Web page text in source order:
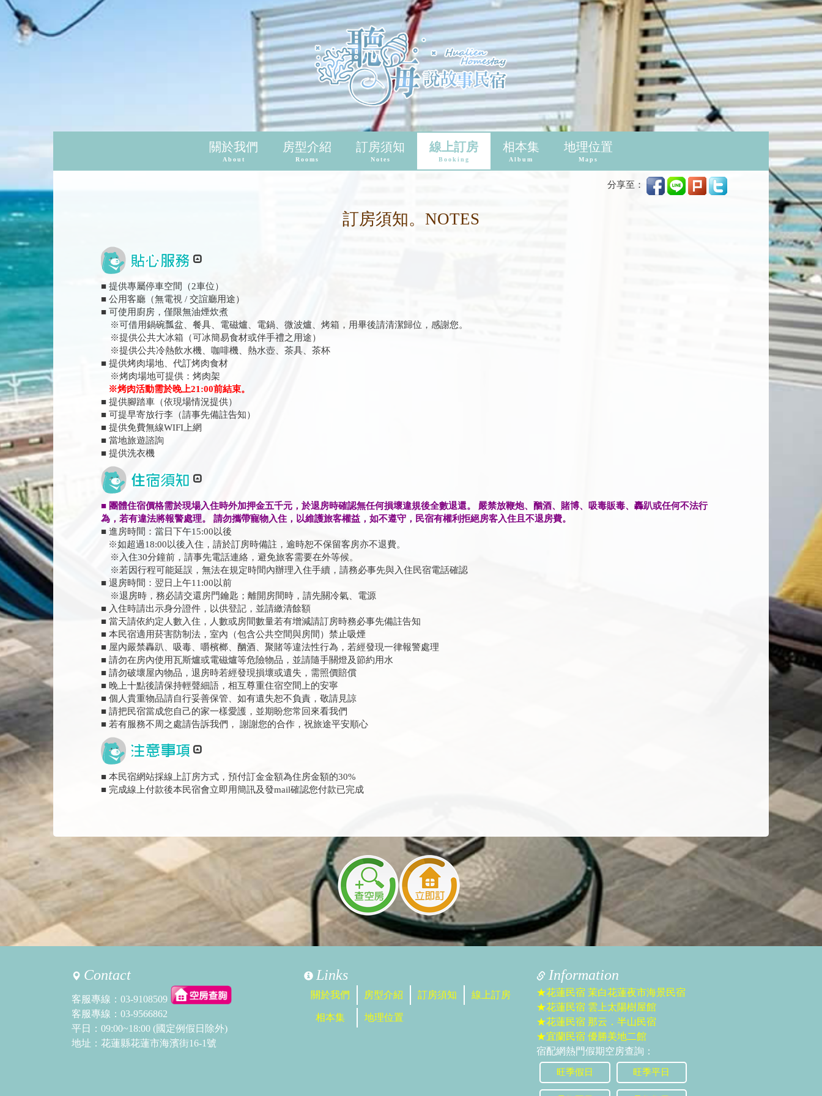
關於我們
About
房型介紹
Rooms
訂房須知
Notes
線上訂房
Booking
相本集
Album
地理位置
Maps
分享至：
訂房須知。NOTES
■ 提供專屬停車空間（2車位）
■ 公用客廳（無電視 / 交誼廳用途）
■ 可使用廚房，僅限無油煙炊煮
※可借用鍋碗瓢盆、餐具、電磁爐、電鍋、微波爐、烤箱，用畢後請清潔歸位，感謝您。
※提供公共大冰箱（可冰簡易食材或伴手禮之用途）
※提供公共冷熱飲水機、咖啡機、熱水壺、茶具、茶杯
■ 提供烤肉場地、代訂烤肉食材
※烤肉場地可提供：烤肉架
※烤肉活動需於晚上21:00前結束。
■ 提供腳踏車（依現場情況提供）
■ 可提早寄放行李（請事先備註告知）
■ 提供免費無線WIFI上網
■ 當地旅遊諮詢
■ 提供洗衣機
■ 團體住宿價格需於現場入住時外加押金五千元，於退房時確認無任何損壞違規後全數退還。 嚴禁放鞭炮、酗酒、賭博、吸毒販毒、轟趴或任何不法行
為，若有違法將報警處理。 請勿攜帶寵物入住，以維護旅客權益，如不遵守，民宿有權利拒絕房客入住且不退房費。
■ 進房時間：當日下午15:00以後
※如超過18:00以後入住，請於訂房時備註，逾時恕不保留客房亦不退費。
※入住30分鐘前，請事先電話連絡，避免旅客需要在外等候。
※若因行程可能延誤，無法在規定時間內辦理入住手續，請務必事先與入住民宿電話確認
■ 退房時間：翌日上午11:00以前
※退房時，務必請交還房門鑰匙；離開房間時，請先關冷氣、電源
■ 入住時請出示身分證件，以供登記，並請繳清餘額
■ 當天請依約定人數入住，人數或房間數量若有增減請訂房時務必事先備註告知
■ 本民宿適用菸害防制法，室內（包含公共空間與房間）禁止吸煙
■ 屋內嚴禁轟趴、吸毒、嚼檳榔、酗酒、聚賭等違法性行為，若經發現一律報警處理
■ 請勿在房內使用瓦斯爐或電磁爐等危險物品，並請隨手關燈及節約用水
■ 請勿破壞屋內物品，退房時若經發現損壞或遺失，需照價賠償
■ 晚上十點後請保持輕聲細語，相互尊重住宿空間上的安寧
■ 個人貴重物品請自行妥善保管、如有遺失恕不負責，敬請見諒
■ 請把民宿當成您自己的家一樣愛護，並期盼您常回來看我們
■ 若有服務不周之處請告訴我們， 謝謝您的合作，祝旅途平安順心
■ 本民宿網站採線上訂房方式，預付訂金金額為住房金額的30%
■ 完成線上付款後本民宿會立即用簡訊及發mail確認您付款已完成
Contact
客服專線： 03-9108509
客服專線： 03-9566862
平日：09:00~18:00 (國定例假日除外)
地址：花蓮縣花蓮市海濱街16-1號
Links
關於我們 房型介紹 訂房須知 線上訂房
相本集 地理位置
Information
★花蓮民宿 茉白花蓮夜市海景民宿
★花蓮民宿 雲上太陽樹屋館
★花蓮民宿 那云．半山民宿
★宜蘭民宿 優勝美地二館
宿配網熱門假期空房查詢：
旺季假日 旺季平日